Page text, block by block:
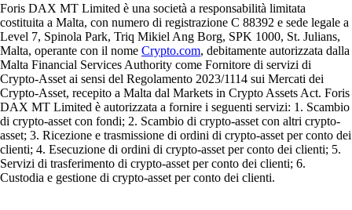
Foris DAX MT Limited è una società a responsabilità limitata
costituita a Malta, con numero di registrazione C 88392 e sede legale a
Level 7, Spinola Park, Triq Mikiel Ang Borg, SPK 1000, St. Julians,
Malta, operante con il nome Crypto.com, debitamente autorizzata dalla
Malta Financial Services Authority come Fornitore di servizi di
Crypto-Asset ai sensi del Regolamento 2023/1114 sui Mercati dei
Crypto-Asset, recepito a Malta dal Markets in Crypto Assets Act. Foris
DAX MT Limited è autorizzata a fornire i seguenti servizi: 1. Scambio
di crypto-asset con fondi; 2. Scambio di crypto-asset con altri crypto-
asset; 3. Ricezione e trasmissione di ordini di crypto-asset per conto dei
clienti; 4. Esecuzione di ordini di crypto-asset per conto dei clienti; 5.
Servizi di trasferimento di crypto-asset per conto dei clienti; 6.
Custodia e gestione di crypto-asset per conto dei clienti.